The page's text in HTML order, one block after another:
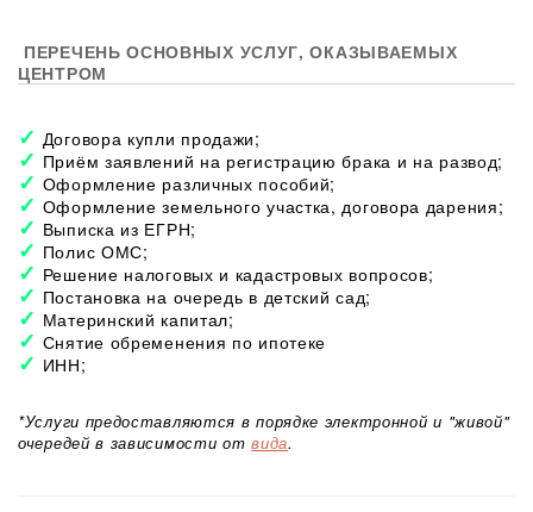
ПЕРЕЧЕНЬ ОСНОВНЫХ УСЛУГ, ОКАЗЫВАЕМЫХ
ЦЕНТРОМ
Договора купли продажи;
Приём заявлений на регистрацию брака и на развод;
Оформление различных пособий;
Оформление земельного участка, договора дарения;
Выписка из ЕГРН;
Полис ОМС;
Решение налоговых и кадастровых вопросов;
Постановка на очередь в детский сад;
Материнский капитал;
Снятие обременения по ипотеке
ИНН;
*Услуги предоставляются в порядке электронной и "живой"
очередей в зависимости отвида.